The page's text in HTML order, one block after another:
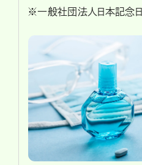
※一般社団法人日本記念